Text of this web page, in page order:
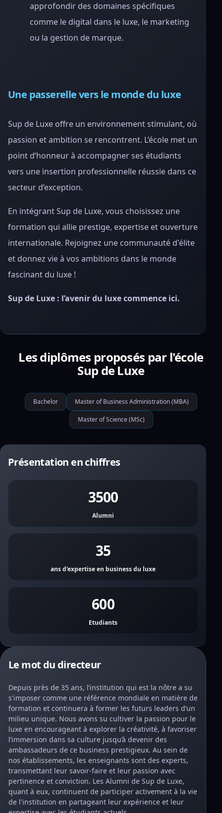
approfondir des domaines spécifiques
comme le digital dans le luxe, le marketing
ou la gestion de marque.
Une passerelle vers le monde du luxe
Sup de Luxe offre un environnement stimulant, où
passion et ambition se rencontrent. L’école met un
point d’honneur à accompagner ses étudiants
vers une insertion professionnelle réussie dans ce
secteur d’exception.
En intégrant Sup de Luxe, vous choisissez une
formation qui allie prestige, expertise et ouverture
internationale. Rejoignez une communauté d'élite
et donnez vie à vos ambitions dans le monde
fascinant du luxe !
Sup de Luxe : l’avenir du luxe commence ici.
Les diplômes proposés par l'école
Sup de Luxe
Bachelor Master of Business Administration (MBA)
Master of Science (MSc)
Présentation en chiffres
3500
Alumni
35
ans d'expertise en business du luxe
600
Etudiants
Le mot du directeur
Depuis près de 35 ans, l’institution qui est la nôtre a su
s'imposer comme une référence mondiale en matière de
formation et continuera à former les futurs leaders d’un
milieu unique. Nous avons su cultiver la passion pour le
luxe en encourageant à explorer la créativité, à favoriser
l’immersion dans sa culture jusqu’à devenir des
ambassadeurs de ce business prestigieux. Au sein de
nos établissements, les enseignants sont des experts,
transmettant leur savoir-faire et leur passion avec
pertinence et conviction. Les Alumni de Sup de Luxe,
quant à eux, continuent de participer activement à la vie
de l'institution en partageant leur expérience et leur